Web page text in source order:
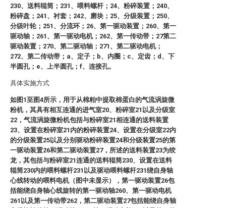
230、送料辊筒；231、喂料螺杆；24、粉碎装置；240、
粉碎盘；241、衬套；242、磨块；25、分级装置；250、
分级叶轮；251、分流环；26、第一驱动装置；260、第一
驱动轴；261、第一驱动电机；262、第一传动带；27第二
驱动装置；270、第二驱动轴；271、第二驱动电机；
272、第二传动带；a、定子；b、内圈；c、定齿；d、下
半圆孔；e、上半圆孔；f、连接孔。
具体实施方式
如图1至图4所示，用于从棉粕中提取棉蛋白的气流涡旋微
粉机，其具有相互连通的进气室20、粉碎室21以及分级室
22，气流涡旋微粉机包括与粉碎室21相连通的送料装置
23、设置在粉碎室21内的粉碎装置24、设置在分级室22内
的分级装置25以及分别驱动粉碎装置24和分级装置25的第
一驱动装置26和第二驱动装置27，所述的送料装置23为绞
龙，其包括与粉碎室21连通的送料辊筒230、设置在送料
辊筒230内的喂料螺杆231以及驱动喂料螺杆231绕自身轴
心线转动的喂料电机（图中未显示），第一驱动装置26包
括能绕自身轴心线旋转的第一驱动轴260、第一驱动电机
261以及第一传动带262，第二驱动装置27包括能绕自身轴